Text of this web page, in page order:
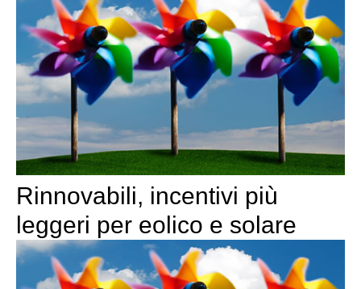
Rinnovabili, incentivi più
leggeri per eolico e solare